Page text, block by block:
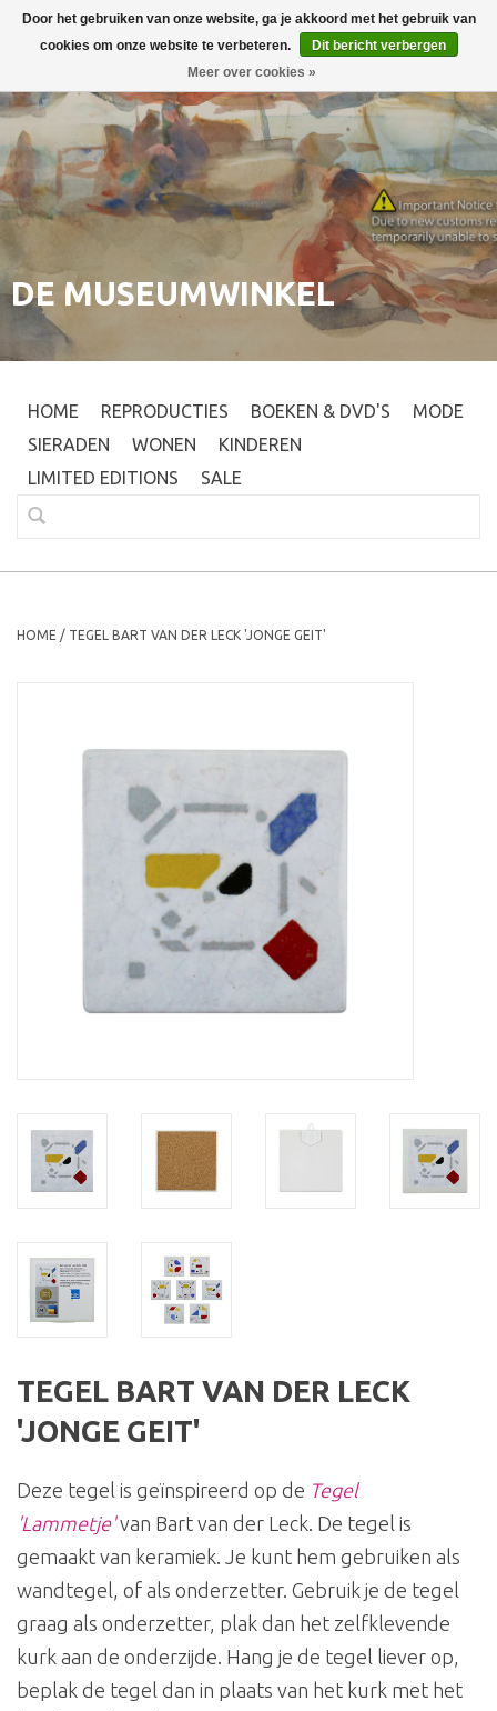
Inloggen 0
DE MUSEUMWINKEL
HOME REPRODUCTIES BOEKEN & DVD'S
MODE
SIERADEN
WONEN
KINDEREN
LIMITED EDITIONS
SALE
HOME / TEGEL BART VAN DER LECK 'JONGE GEIT'
TEGEL BART VAN DER LECK
'JONGE GEIT'
Deze tegel is geïnspireerd op de Tegel
'Lammetje'van Bart van der Leck. De tegel is
gemaakt van keramiek. Je kunt hem gebruiken als
wandtegel, of als onderzetter. Gebruik je de tegel
graag als onderzetter, plak dan het zelfklevende
kurk aan de onderzijde. Hang je de tegel liever op,
beplak de tegel dan in plaats van het kurk met het
Door het gebruiken van onze website, ga je akkoord met het gebruik van
cookies om onze website te verbeteren.
Dit bericht verbergen
Meer over cookies »